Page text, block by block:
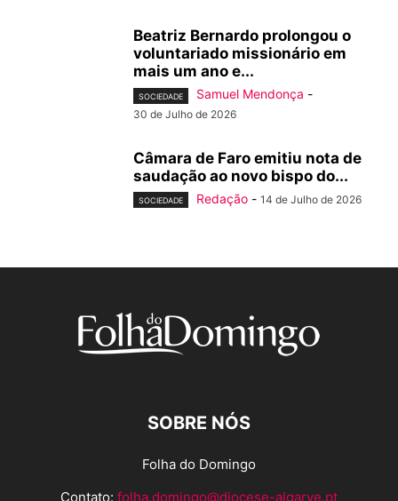
Beatriz Bernardo prolongou o
voluntariado missionário em
mais um ano e...
SOCIEDADE Samuel Mendonça -
30 de Julho de 2026
Câmara de Faro emitiu nota de
saudação ao novo bispo do...
SOCIEDADE Redação - 14 de Julho de 2026
SOBRE NÓS
Folha do Domingo
Contato: folha.domingo@diocese-algarve.pt